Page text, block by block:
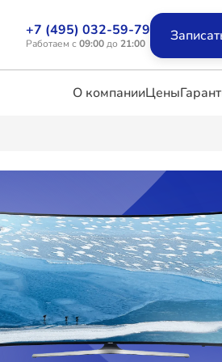
+7 (495) 032-59-79
Работаем с 09:00до 21:00
О компанииЦены